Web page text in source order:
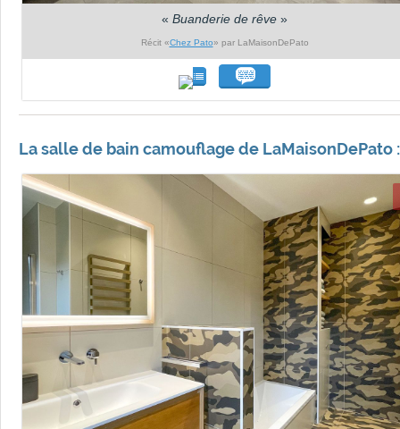
« Buanderie de rêve »
Récit «Chez Pato» par LaMaisonDePato
La salle de bain camouflage de LaMaisonDePato :